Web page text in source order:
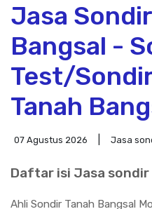
Jasa
Bangsal -
Test/
Tanah
07 Agustus 2026 Jasa
Daftar isi Jasa sondir
Ahli Sondir Tanah Bangsal